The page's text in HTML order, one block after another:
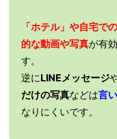
「ホテル」や自宅で
的な動画や写真が有
す。
逆にLINEメッセージ
だけの写真などは言
なりにくいです。